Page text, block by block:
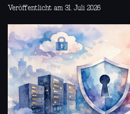
Veröffentlicht am 31. Juli 2026